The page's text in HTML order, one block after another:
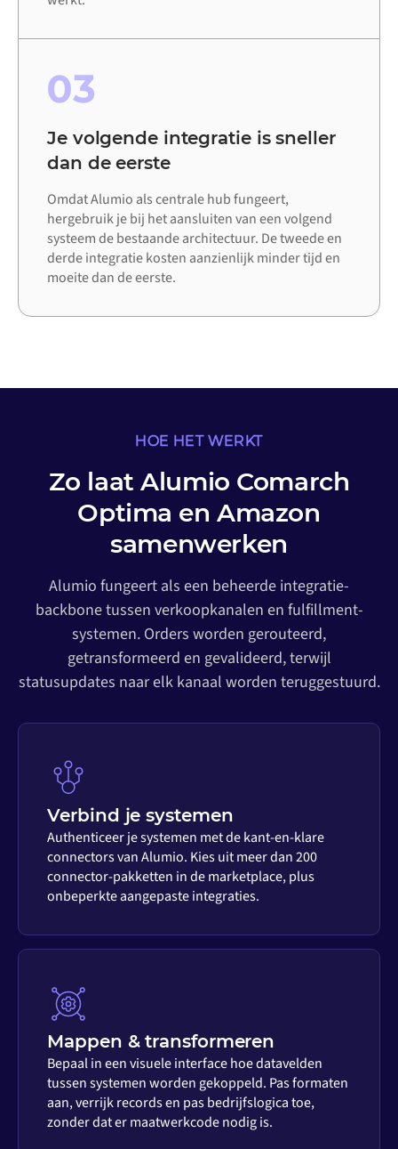
03
Je volgende integratie is sneller
dan de eerste
Omdat Alumio als centrale hub fungeert,
hergebruik je bij het aansluiten van een volgend
systeem de bestaande architectuur. De tweede en
derde integratie kosten aanzienlijk minder tijd en
moeite dan de eerste.
HOE HET WERKT
Zo laat Alumio Comarch
Optima en Amazon
samenwerken
Alumio fungeert als een beheerde integratie-
backbone tussen verkoopkanalen en fulfillment-
systemen. Orders worden gerouteerd,
getransformeerd en gevalideerd, terwijl
statusupdates naar elk kanaal worden teruggestuurd.
Verbind je systemen
Authenticeer je systemen met de kant-en-klare
connectors van Alumio. Kies uit meer dan 200
connector-pakketten in de marketplace, plus
onbeperkte aangepaste integraties.
Mappen & transformeren
Bepaal in een visuele interface hoe datavelden
tussen systemen worden gekoppeld. Pas formaten
aan, verrijk records en pas bedrijfslogica toe,
zonder dat er maatwerkcode nodig is.